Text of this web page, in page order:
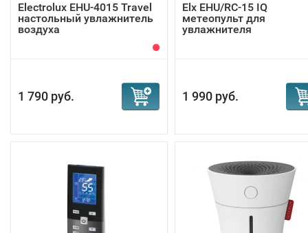
Electrolux EHU-4015 Travel
настольный увлажнитель
воздуха
1 790 руб.
Elx EHU/RC-15 IQ
метеопульт для
увлажнителя
1 990 руб.